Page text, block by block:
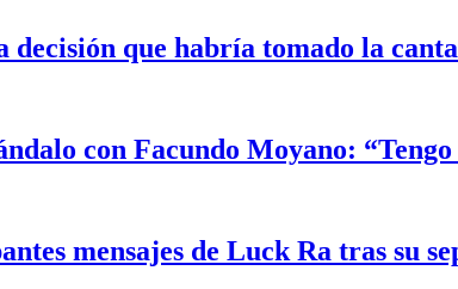
que habría tomado la
con Facundo Moyano:
mensajes de Luck Ra tras su